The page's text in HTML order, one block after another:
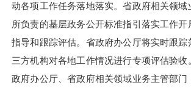
动各项工作任务落地落实。省政府相关领域
所负责的基层政务公开标准指引落实工作开
指导和跟踪评估。省政府办公厅将实时跟踪
三方机构对各地工作情况进行专项评估验
政府办公厅、省政府相关领域业务主管部门